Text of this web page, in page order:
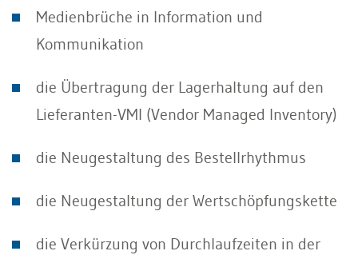
Medienbrüche in Information und
Kommunikation
die Übertragung der Lagerhaltung auf den
Lieferanten-VMI (Vendor Managed Inventory)
die Neugestaltung des Bestellrhythmus
die Neugestaltung der Wertschöpfungskette
die Verkürzung von Durchlaufzeiten in der